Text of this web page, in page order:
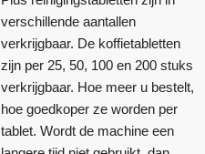
verschillende aantallen
verkrijgbaar. De koffietabletten
zijn per 25, 50, 100 en 200 stuks
verkrijgbaar. Hoe meer u bestelt,
hoe goedkoper ze worden per
tablet. Wordt de machine een